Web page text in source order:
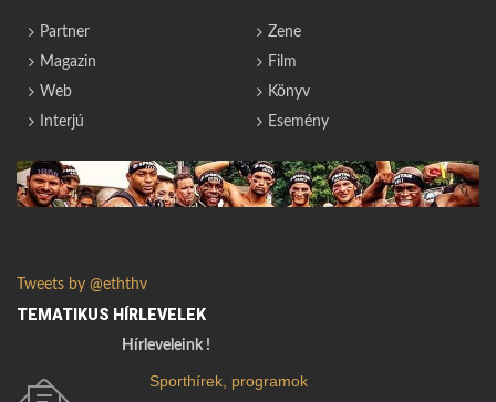
Partner
Magazin
Web
Interjú
Zene
Film
Könyv
Esemény
Tweets by @eththv
TEMATIKUS HÍRLEVELEK
Hírleveleink !
Sporthírek, programok